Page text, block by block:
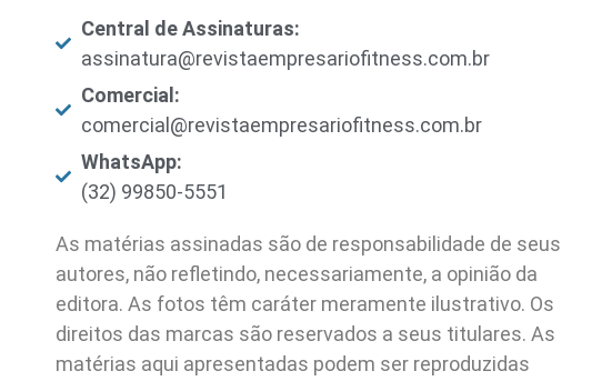
Central de Assinaturas:
assinatura@revistaempresariofitness.com.br
Comercial:
comercial@revistaempresariofitness.com.br
WhatsApp:
(32) 99850-5551
As matérias assinadas são de responsabilidade de seus
autores, não refletindo, necessariamente, a opinião da
editora. As fotos têm caráter meramente ilustrativo. Os
direitos das marcas são reservados a seus titulares. As
matérias aqui apresentadas podem ser reproduzidas